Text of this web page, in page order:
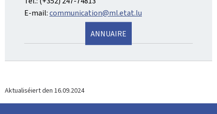
E-mail:communication@ml.etat.lu
ANNUAIRE
Aktualiséiert den 16.09.2024